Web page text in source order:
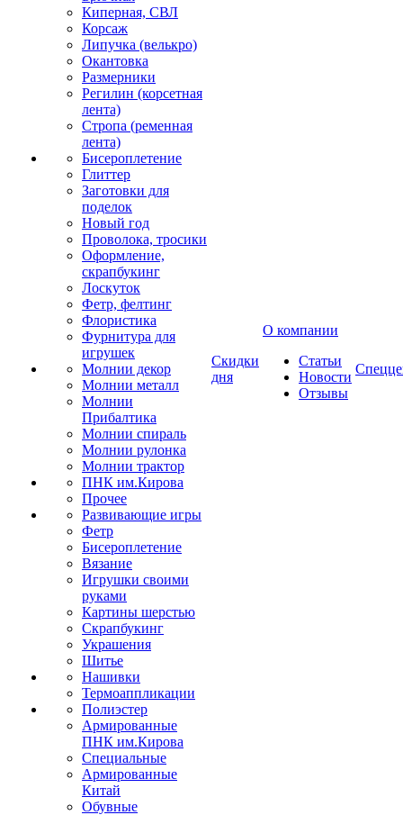
Киперная, СВЛ
Корсаж
Липучка (велькро)
Окантовка
Размерники
Регилин (корсетная
лента)
Стропа (ременная
лента)
Бисероплетение
Глиттер
Заготовки для
поделок
Новый год
Проволока, тросики
Оформление,
скрапбукинг
Лоскуток
Фетр, фелтинг
Флористика
Фурнитура для
игрушек
Молнии декор
Молнии металл
Молнии
Прибалтика
Молнии спираль
Молнии рулонка
Молнии трактор
ПНК им.Кирова
Прочее
Развивающие игры
Фетр
Бисероплетение
Вязание
Игрушки своими
руками
Картины шерстью
Скрапбукинг
Украшения
Шитье
Нашивки
Термоаппликации
Полиэстер
Армированные
ПНК им.Кирова
Специальные
Армированные
Китай
Обувные
Скидки
дня
О компании
Статьи
Новости
Отзывы